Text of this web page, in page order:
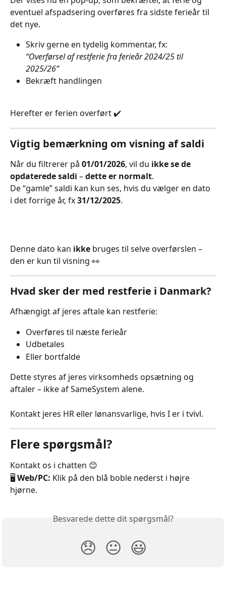
eventuel afspadsering overføres fra sidste ferieår til
det nye.
Skriv gerne en tydelig kommentar, fx:
“Overførsel af restferie fra ferieår 2024/25 til
2025/26”
Bekræft handlingen
Herefter er ferien overført ✔️
Vigtig bemærkning om visning af saldi
Når du filtrerer på 01/01/2026, vil du ikke se de
opdaterede saldi – dette er normalt.
De “gamle” saldi kan kun ses, hvis du vælger en dato
i det forrige år, fx 31/12/2025.
Denne dato kan ikke bruges til selve overførslen –
den er kun til visning 👀
Hvad sker der med restferie i Danmark?
Afhængigt af jeres aftale kan restferie:
Overføres til næste ferieår
Udbetales
Eller bortfalde
Dette styres af jeres virksomheds opsætning og
aftaler – ikke af SameSystem alene.
Kontakt jeres HR eller lønansvarlige, hvis I er i tvivl.
Flere spørgsmål?
Kontakt os i chatten 😊
🖥️ Web/PC: Klik på den blå boble nederst i højre
hjørne.
Besvarede dette dit spørgsmål?
😞 😐 😃